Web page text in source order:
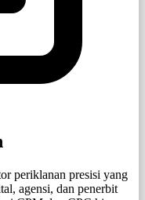
periklanan presisi yang
agensi, dan penerbit